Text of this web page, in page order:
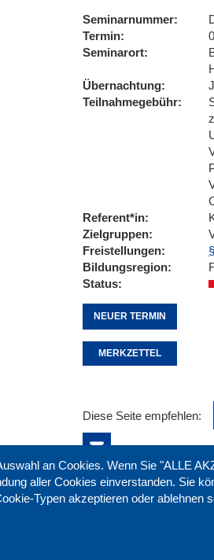
Seminarnummer
Termin
Seminarort
Übernachtung
Teilnahmegebühr
Referent*in
Zielgruppen
Freistellungen
Bildungsregion
Status
NEUER TERMIN
MERKZETTEL
an Cookies. Wenn Sie "ALLE
aller Cookies einverstanden. Sie
Typen akzeptieren oder ablehnen
Diese Seite empfehlen: